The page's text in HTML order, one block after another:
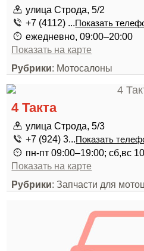
улица Строда, 5/2
+7 (4112) ...Показать
ежедневно, 09:00–20:00
Показать на карте
Рубрики: Мотосалоны
4 Такта
улица Строда, 5/3
+7 (924) 3...Показать
пн-пт 09:00–19:00; сб,вс
Показать на карте
Рубрики: Запчасти для